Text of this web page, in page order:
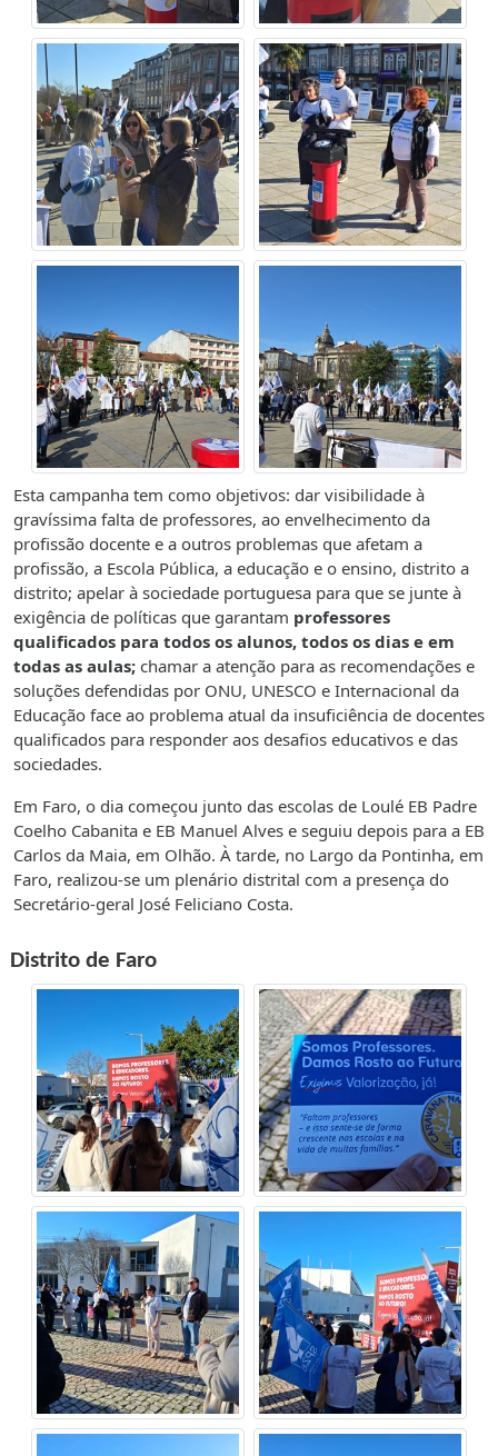
Esta campanha tem como objetivos: dar visibilidade à
gravíssima falta de professores, ao envelhecimento da
profissão docente e a outros problemas que afetam a
profissão, a Escola Pública, a educação e o ensino, distrito a
distrito; apelar à sociedade portuguesa para que se junte à
exigência de políticas que garantam professores
qualificados para todos os alunos, todos os dias e em
todas as aulas; chamar a atenção para as recomendações e
soluções defendidas por ONU, UNESCO e Internacional da
Educação face ao problema atual da insuficiência de docentes
qualificados para responder aos desafios educativos e das
sociedades.
Em Faro, o dia começou junto das escolas de Loulé EB Padre
Coelho Cabanita e EB Manuel Alves e seguiu depois para a EB
Carlos da Maia, em Olhão. À tarde, no Largo da Pontinha, em
Faro, realizou-se um plenário distrital com a presença do
Secretário-geral José Feliciano Costa.
Distrito de Faro